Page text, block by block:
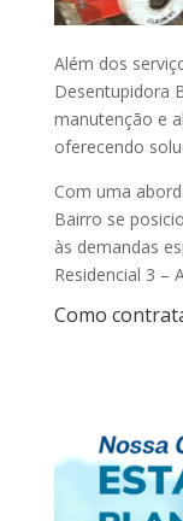
Além dos
Desentupidora
manutenção e
oferecendo
Com uma
Bairro se
às demandas
Residencial 3 –
Como